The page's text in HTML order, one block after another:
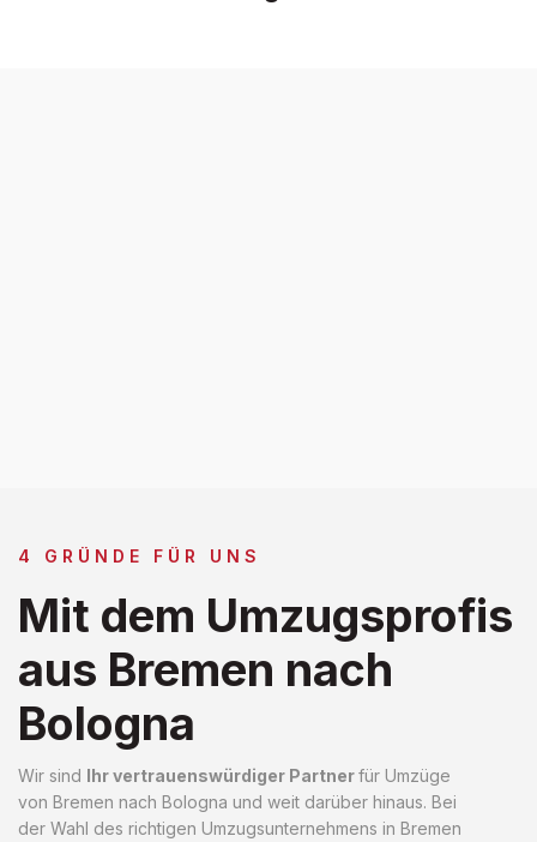
4 GRÜNDE FÜR UNS
Mit dem Umzugsprofis
aus Bremen nach
Bologna
Wir sind Ihr vertrauenswürdiger Partnerfür Umzüge
von Bremen nach Bologna und weit darüber hinaus. Bei
der Wahl des richtigen Umzugsunternehmens in Bremen